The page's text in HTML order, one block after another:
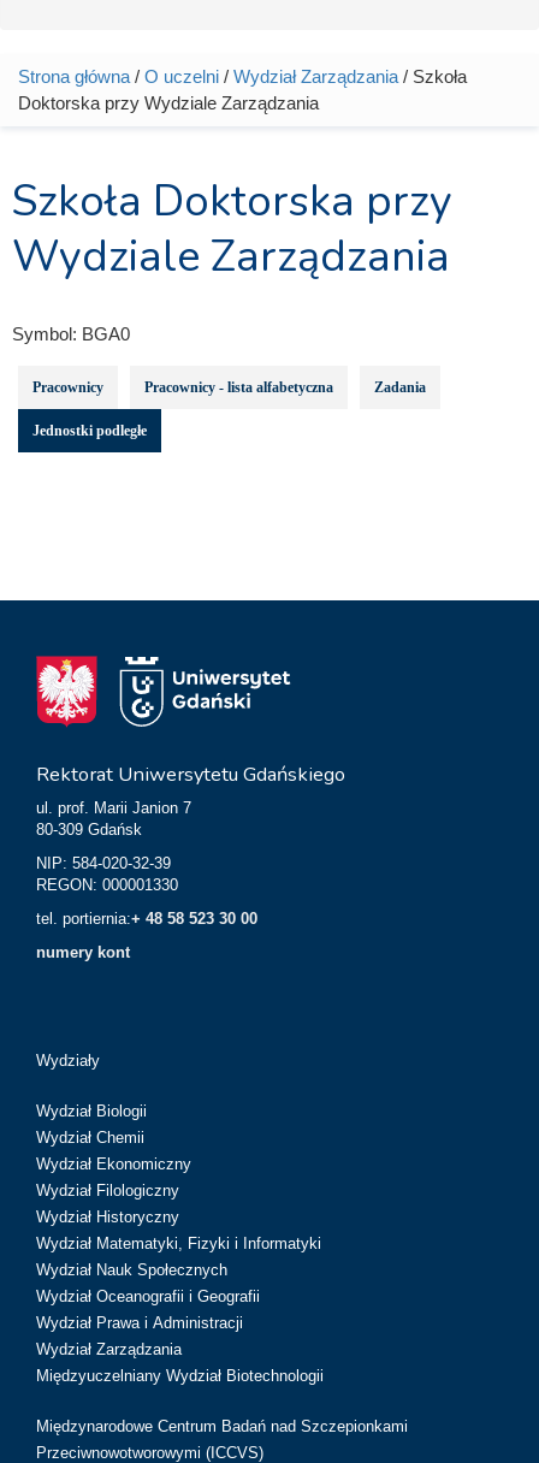
Jesteś tutaj
Strona główna / O uczelni / Wydział Zarządzania / Szkoła
Doktorska przy Wydziale Zarządzania
Szkoła Doktorska przy
Wydziale Zarządzania
Symbol: BGA0
Pracownicy Pracownicy - lista alfabetyczna Zadania
Jednostki podległe
Rektorat Uniwersytetu Gdańskiego
ul. prof. Marii Janion 7
80-309 Gdańsk
NIP: 584-020-32-39
REGON: 000001330
tel. portiernia:+ 48 58 523 30 00
numery kont
Wydziały
Wydział Biologii
Wydział Chemii
Wydział Ekonomiczny
Wydział Filologiczny
Wydział Historyczny
Wydział Matematyki, Fizyki i Informatyki
Wydział Nauk Społecznych
Wydział Oceanografii i Geografii
Wydział Prawa i Administracji
Wydział Zarządzania
Międzyuczelniany Wydział Biotechnologii
Międzynarodowe Centrum Badań nad Szczepionkami
Przeciwnowotworowymi (ICCVS)